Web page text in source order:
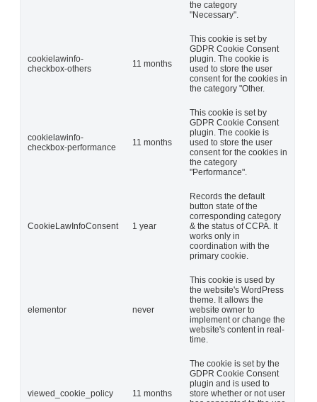
the category
"Necessary".
cookielawinfo-
checkbox-others
11 months
This cookie is set by
GDPR Cookie Consent
plugin. The cookie is
used to store the user
consent for the cookies in
the category "Other.
cookielawinfo-
checkbox-performance
11 months
This cookie is set by
GDPR Cookie Consent
plugin. The cookie is
used to store the user
consent for the cookies in
the category
"Performance".
CookieLawInfoConsent 1 year
Records the default
button state of the
corresponding category
& the status of CCPA. It
works only in
coordination with the
primary cookie.
elementor never
This cookie is used by
the website's WordPress
theme. It allows the
website owner to
implement or change the
website's content in real-
time.
viewed_cookie_policy 11 months
The cookie is set by the
GDPR Cookie Consent
plugin and is used to
store whether or not user